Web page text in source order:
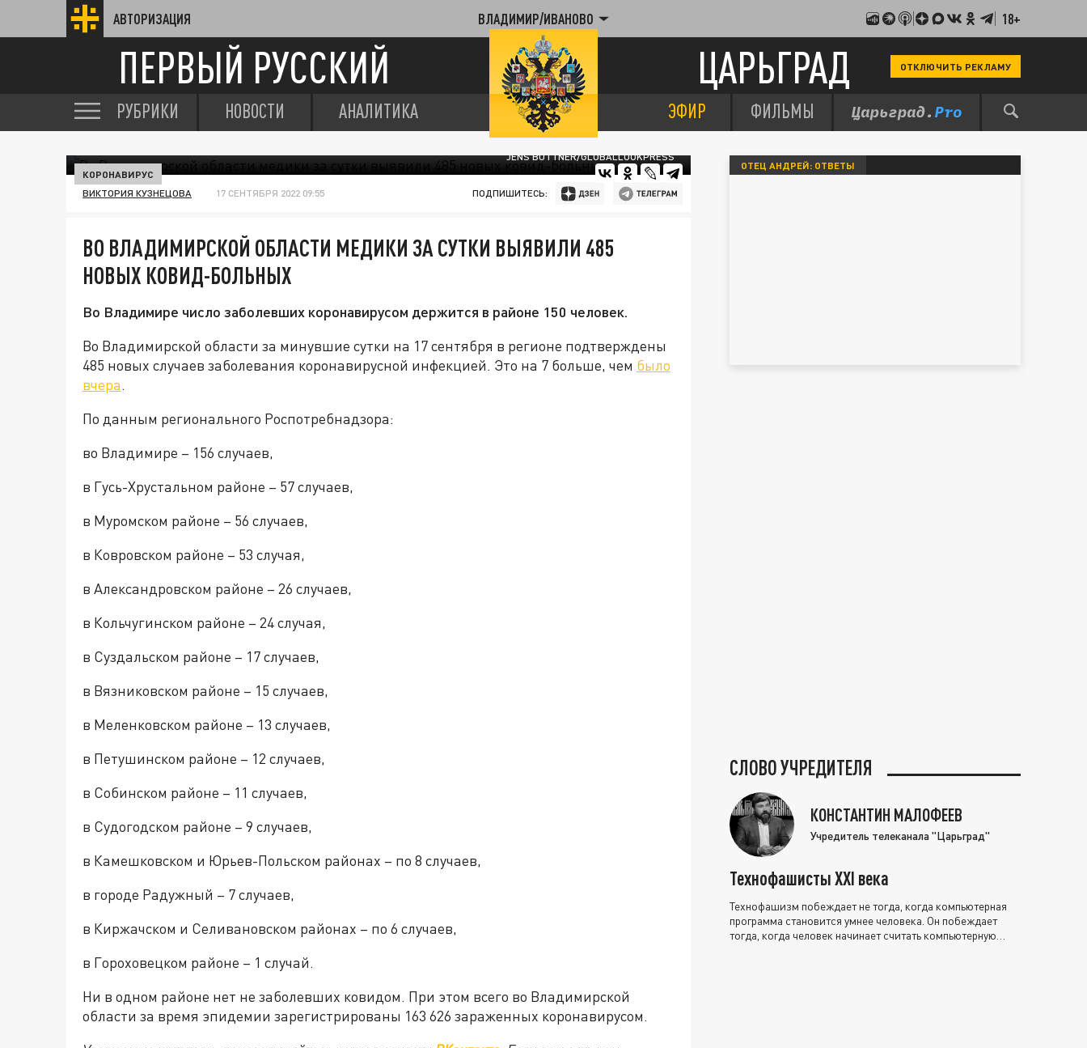
АВТОРИЗАЦИЯ ВЛАДИМИР/ИВАНОВО 18+
ПЕРВЫЙ РУССКИЙ ЦАРЬГРАД ОТКЛЮЧИТЬ РЕКЛАМУ
РУБРИКИ НОВОСТИ АНАЛИТИКА ЭФИР ФИЛЬМЫ
JENS BÜTTNER/GLOBALLOOKPRESS
КОРОНАВИРУС
ВИКТОРИЯ КУЗНЕЦОВА 17 СЕНТЯБРЯ 2022 09:55 ПОДПИШИТЕСЬ:
ВО ВЛАДИМИРСКОЙ ОБЛАСТИ МЕДИКИ ЗА СУТКИ ВЫЯВИЛИ 485
НОВЫХ КОВИД-БОЛЬНЫХ
Во Владимире число заболевших коронавирусом держится в районе 150 человек.
Во Владимирской области за минувшие сутки на 17 сентября в регионе подтверждены
485 новых случаев заболевания коронавирусной инфекцией. Это на 7 больше, чем было
вчера.
По данным регионального Роспотребнадзора:
во Владимире – 156 случаев,
в Гусь-Хрустальном районе – 57 случаев,
в Муромском районе – 56 случаев,
в Ковровском районе – 53 случая,
в Александровском районе – 26 случаев,
в Кольчугинском районе – 24 случая,
в Суздальском районе – 17 случаев,
в Вязниковском районе – 15 случаев,
в Меленковском районе – 13 случаев,
в Петушинском районе – 12 случаев,
в Собинском районе – 11 случаев,
в Судогодском районе – 9 случаев,
в Камешковском и Юрьев-Польском районах – по 8 случаев,
в городе Радужный – 7 случаев,
в Киржачском и Селивановском районах – по 6 случаев,
в Гороховецком районе – 1 случай.
Ни в одном районе нет не заболевших ковидом. При этом всего во Владимирской
области за время эпидемии зарегистрированы 163 626 зараженных коронавирусом.
ОТЕЦ АНДРЕЙ: ОТВЕТЫ
СЛОВО УЧРЕДИТЕЛЯ
КОНСТАНТИН МАЛОФЕЕВ
Учредитель телеканала "Царьград"
Технофашисты XXI века
Технофашизм побеждает не тогда, когда компьютерная
программа становится умнее человека. Он побеждает
тогда, когда человек начинает считать компьютерную